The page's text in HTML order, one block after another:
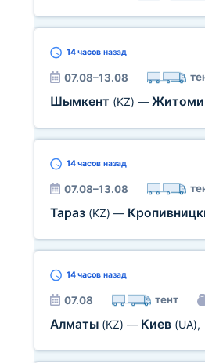
14 часовназад
07.08–13.08
Шымкент (KZ) —
14 часовназад
07.08–13.08
Тараз (KZ) —
14 часовназад
07.08 тент
Алматы (KZ) — Киев (UA),